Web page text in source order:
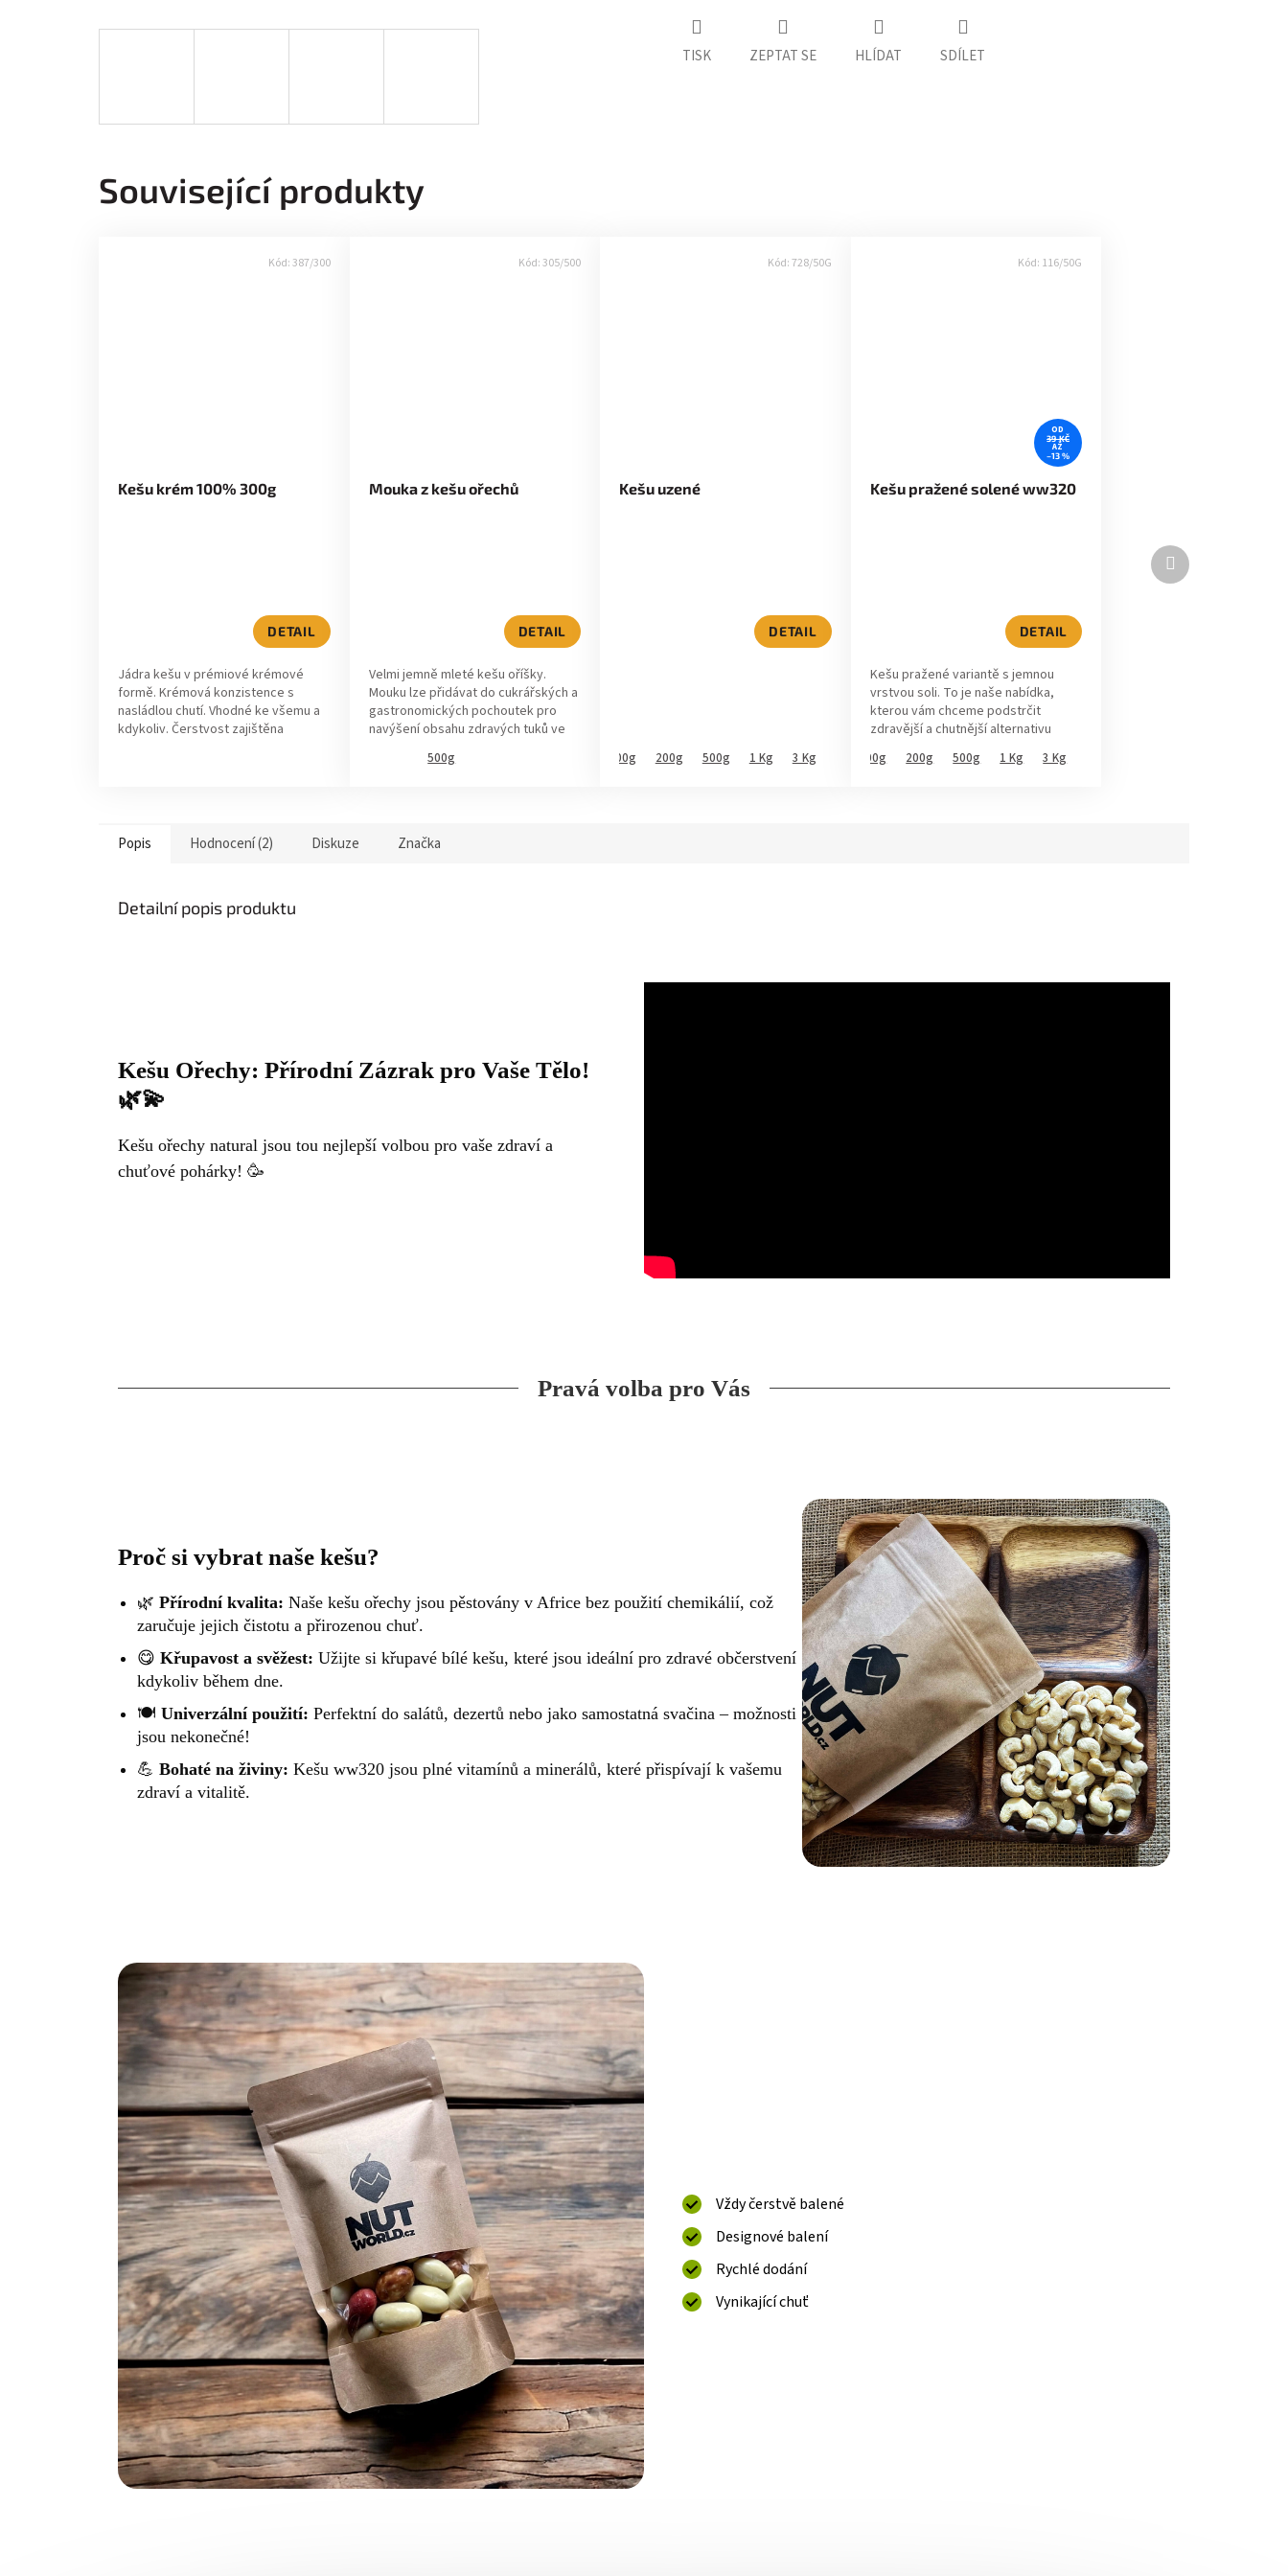
TISK ZEPTAT SE HLÍDAT SDÍLET
Související produkty
Kešu krém 100% 300g
DETAIL
Jádra kešu v prémiové krémové
formě. Krémová konzistence s
nasládlou chutí. Vhodné ke všemu a
kdykoliv. Čerstvost zajištěna
Kód:387/300
Mouka z kešu ořechů
DETAIL
Velmi jemně mleté kešu oříšky.
Mouku lze přidávat do cukrářských a
gastronomických pochoutek pro
navýšení obsahu zdravých tuků ve
500g
Kód:305/500
Kešu uzené
DETAIL
100g 200g 500g 1 Kg 3 Kg
Kód:728/50G
OD
39 KČ
AŽ
–13 %
Kešu pražené solené ww320
DETAIL
Kešu pražené variantě s jemnou
vrstvou soli. To je naše nabídka,
kterou vám chceme podstrčit
zdravější a chutnější alternativu
ovesné kaše je...
100g 200g 500g 1 Kg 3 Kg
Kód: 116/50G
Další
produkt
Popis Hodnocení (2) Diskuze Značka
Detailní popis produktu
Kešu Ořechy: Přírodní Zázrak pro Vaše Tělo!
🌿💫
Kešu ořechy natural jsou tou nejlepší volbou pro vaše zdraví a
chuťové pohárky! 🥳
Pravá volba pro Vás
Proč si vybrat naše kešu?
🌿 Přírodní kvalita: Naše kešu ořechy jsou pěstovány v Africe bez použití chemikálií, což
zaručuje jejich čistotu a přirozenou chuť.
😋 Křupavost a svěžest: Užijte si křupavé bílé kešu, které jsou ideální pro zdravé občerstvení
kdykoliv během dne.
🍽 Univerzální použití: Perfektní do salátů, dezertů nebo jako samostatná svačina – možnosti
jsou nekonečné!
💪 Bohaté na živiny: Kešu ww320 jsou plné vitamínů a minerálů, které přispívají k vašemu
zdraví a vitalitě.
Vždy čerstvě balené
Designové balení
Rychlé dodání
Vynikající chuť